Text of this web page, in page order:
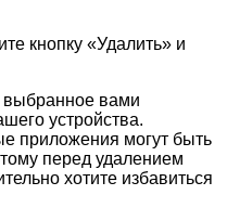
кнопку «Удалить» и
выбранное вами
устройства.
приложения могут быть
перед удалением
хотите избавиться